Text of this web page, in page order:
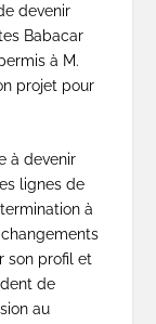
devenir
Babacar
à M.
projet pour
à devenir
lignes de
à
son profil et
de
au